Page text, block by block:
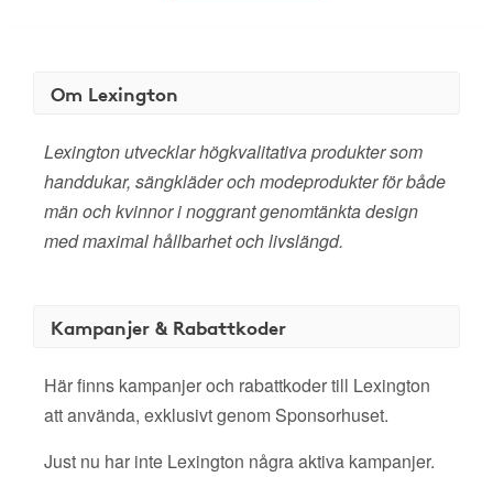
Om Lexington
Lexington utvecklar högkvalitativa produkter som
handdukar, sängkläder och modeprodukter för både
män och kvinnor i noggrant genomtänkta design
med maximal hållbarhet och livslängd.
Kampanjer & Rabattkoder
Här finns kampanjer och rabattkoder till Lexington
att använda, exklusivt genom Sponsorhuset.
Just nu har inte Lexington några aktiva kampanjer.